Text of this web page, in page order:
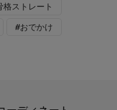
格ストレート
#おでかけ